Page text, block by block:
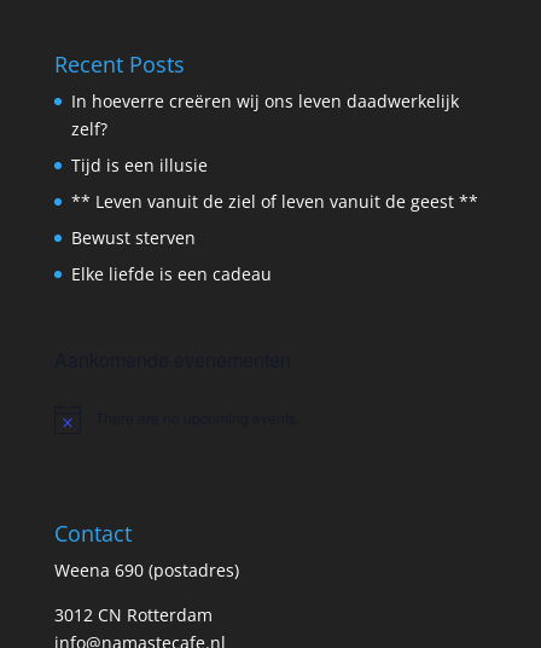
Recent Posts
In hoeverre creëren wij ons leven daadwerkelijk
zelf?
Tijd is een illusie
** Leven vanuit de ziel of leven vanuit de geest **
Bewust sterven
Elke liefde is een cadeau
Notice
Contact
Weena 690 (postadres)
3012 CN Rotterdam
info@namastecafe.nl